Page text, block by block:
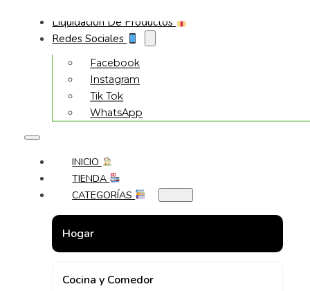
Liquidación De Productos
Redes Sociales
Facebook
Instagram
Tik Tok
WhatsApp
INICIO
TIENDA
CATEGORÍAS
Hogar
Cocina y Comedor